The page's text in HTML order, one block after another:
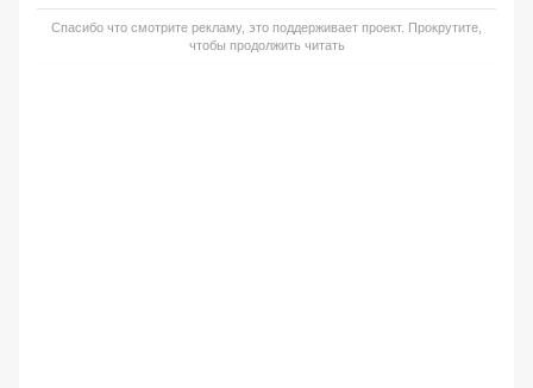
Спасибо что смотрите рекламу, это поддерживает проект. Прокрутите,
чтобы продолжить читать